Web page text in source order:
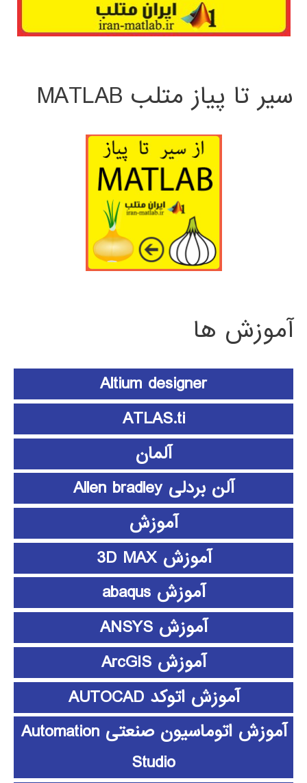
سیر تا پیاز متلب MATLAB
آموزش ها
Altium designer
ATLAS.ti
آلمان
آلن بردلی Allen bradley
آموزش
آموزش 3D MAX
آموزش abaqus
آموزش ANSYS
آموزش ArcGIS
آموزش اتوکد AUTOCAD
آموزش اتوماسیون صنعتی Automation
Studio